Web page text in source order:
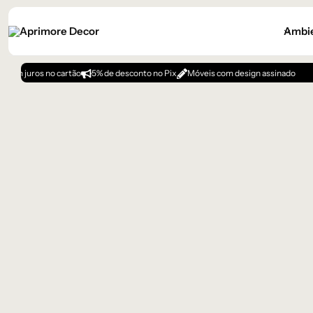
cartão 5% de desconto no Pix Móveis com design assinado